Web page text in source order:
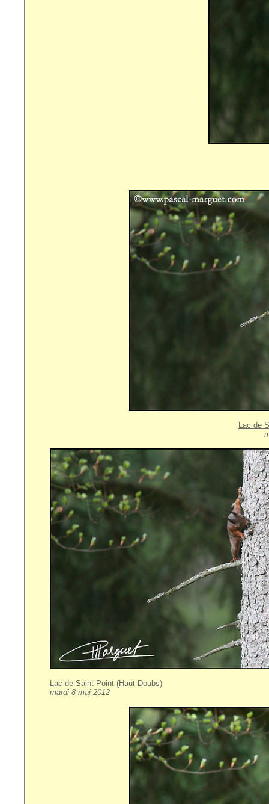
Lac de
Lac de Saint-Point (Haut-Doubs)
mardi 8 mai 2012